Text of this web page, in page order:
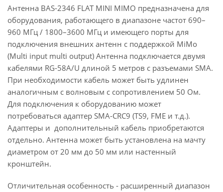
Антенна BAS-2346 FLAT MINI MIMO предназначена для
оборудования, работающего в диапазоне частот 690–
960 МГц / 1800–3600 МГц и имеющего порты для
подключения внешних антенн с поддержкой MiMo
(Multi input multi output) Антенна подключается двумя
кабелями RG-58A/U длиной 5 метров с разъемами SMA.
При необходимости кабель может быть удлинен
аналогичным с волновым с сопротивлением 50 Ом.
Для подключения к оборудованию может
потребоваться адаптер SMA-CRC9 (TS9, FME и т.д.).
Адаптеры и дополнительный кабель приобретаются
отдельно. Антенна может быть установлена на мачту
диаметром от 20 мм до 50 мм или настенный
кронштейн.
Отличительная особенность - расширенный диапазон